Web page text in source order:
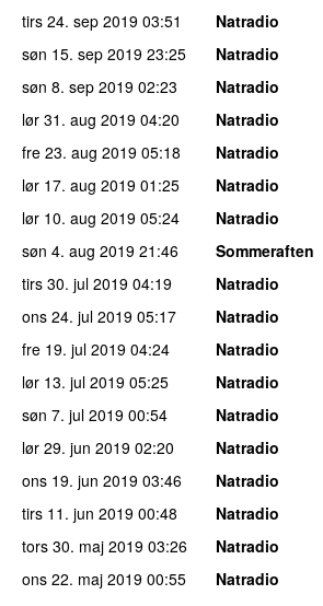
tirs 24. sep 2019 03:51
Natradio
søn 15. sep 2019 23:25
Natradio
søn 8. sep 2019 02:23
Natradio
lør 31. aug 2019 04:20
Natradio
fre 23. aug 2019 05:18
Natradio
lør 17. aug 2019 01:25
Natradio
lør 10. aug 2019 05:24
Natradio
søn 4. aug 2019 21:46
Sommeraften
tirs 30. jul 2019 04:19
Natradio
ons 24. jul 2019 05:17
Natradio
fre 19. jul 2019 04:24
Natradio
lør 13. jul 2019 05:25
Natradio
søn 7. jul 2019 00:54
Natradio
lør 29. jun 2019 02:20
Natradio
ons 19. jun 2019 03:46
Natradio
tirs 11. jun 2019 00:48
Natradio
tors 30. maj 2019 03:26
Natradio
ons 22. maj 2019 00:55
Natradio